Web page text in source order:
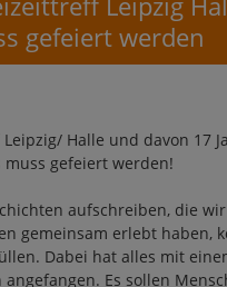
gefeiert werden
Halle und davon 17
muss gefeiert werden!
aufschreiben, die
gemeinsam erlebt haben,
Dabei hat alles mit
Es sollen